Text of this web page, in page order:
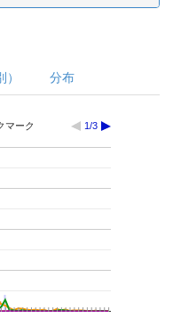
分布
マーク 1/3